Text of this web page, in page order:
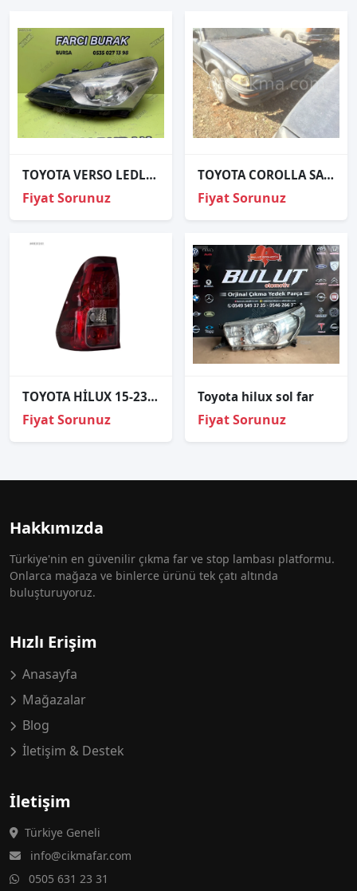
TOYOTA VERSO LEDLİ SOL FAR ORJİNAL 2013- 81150-0F180-00
Fiyat Sorunuz
TOYOTA COROLLA SAĞ ÖN FAR
Fiyat Sorunuz
TOYOTA HİLUX 15-23 MODEL LEDSİZ TİP SOL STOP 81550-0K260
Fiyat Sorunuz
Toyota hilux sol far
Fiyat Sorunuz
Hakkımızda
Türkiye'nin en güvenilir çıkma far ve stop lambası platformu.
Onlarca mağaza ve binlerce ürünü tek çatı altında
buluşturuyoruz.
Hızlı Erişim
Anasayfa
Mağazalar
Blog
İletişim & Destek
İletişim
Türkiye Geneli
info@cikmafar.com
0505 631 23 31